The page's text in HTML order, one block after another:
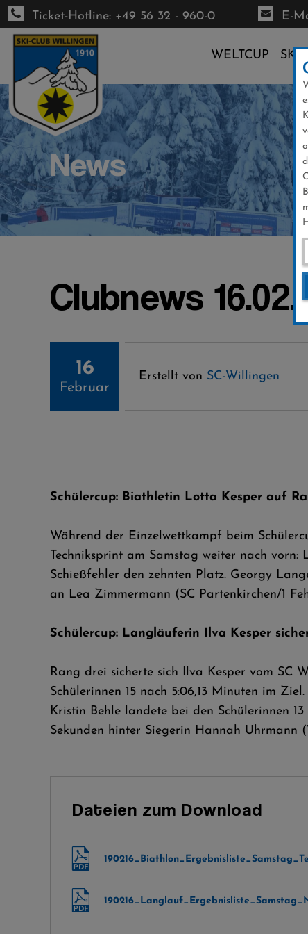
Direkt
zum
Inhalt
Ticket-Hotline: +49 56 32 - 960-0 E-
WELTCUP SKI-
News
Clubnews
16
Februar
Erstellt von SC-Willingen
Schülercup: Biathletin Lotta Kesper auf
Während der Einzelwettkampf beim
Techniksprint am Samstag weiter nach vorn:
Schießfehler den zehnten Platz. Georgy
an Lea Zimmermann (SC Partenkirchen/1
Schülercup: Langläuferin Ilva Kesper
Rang drei sicherte sich Ilva Kesper vom SC
Schülerinnen 15 nach 5:06,13 Minuten im
Kristin Behle landete bei den Schülerinnen
Sekunden hinter Siegerin Hannah Uhrmann
Dateien zum Download